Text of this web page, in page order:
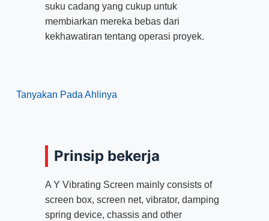
suku cadang yang cukup untuk
membiarkan mereka bebas dari
kekhawatiran tentang operasi proyek.
Tanyakan Pada Ahlinya
Prinsip bekerja
A Y Vibrating Screen mainly consists of
screen box, screen net, vibrator, damping
spring device, chassis and other